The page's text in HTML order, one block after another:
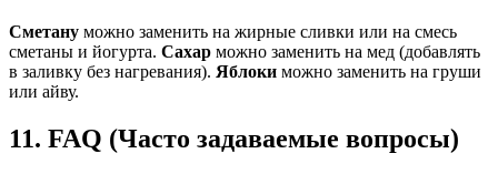
Сметану можно заменить на жирные сливки или на смесь
сметаны и йогурта. Сахар можно заменить на мед (добавлять
в заливку без нагревания). Яблоки можно заменить на груши
или айву.
11. FAQ (Часто задаваемые вопросы)